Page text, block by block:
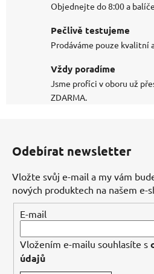
Objednejte do 8:00 a
Pečlivě testujeme
Prodáváme pouze kvalitní
Vždy poradíme
Jsme profíci v oboru už
ZDARMA.
Odebírat newsletter
Vložte svůj e-mail a my vám
nových produktech na našem e-
E-mail
Vložením e-mailu souhlasíte s
údajů